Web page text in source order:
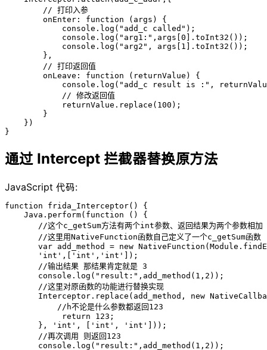
        // 打印入参
        onEnter: function (args) {
            console.log("add_c called");
            console.log("arg1:",args[0].toInt32());
            console.log("arg2", args[1].toInt32());
        },
        // 打印返回值
        onLeave: function (returnValue) {
console.log("add_c result is :",
            // 修改返回值
            returnValue.replace(100);
        }
    })
}
通过 Intercept 拦截器替换原方法
JavaScript 代码:
function frida_Interceptor() {
    Java.perform(function () {
       //这个c_getSum方法有两个int参数、返回结果为两个参数相加
       //这里用NativeFunction函数自己定义了一个c_getSum函数
var add_method = new
       'int',['int','int']);
       //输出结果 那结果肯定就是 3
       console.log("result:",add_method(1,2));
       //这里对原函数的功能进行替换实现
Interceptor.replace(add_method, new
           //h不论是什么参数都返回123
            return 123;
       }, 'int', ['int', 'int']));
       //再次调用 则返回123
       console.log("result:",add_method(1,2));